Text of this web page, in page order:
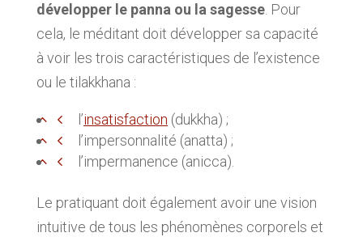
développer le panna ou la sagesse. Pour
cela, le méditant doit développer sa capacité
à voir les trois caractéristiques de l’existence
ou le tilakkhana :
l’insatisfaction (dukkha) ;
l’impersonnalité (anatta) ;
l’impermanence (anicca).
Le pratiquant doit également avoir une vision
intuitive de tous les phénomènes corporels et